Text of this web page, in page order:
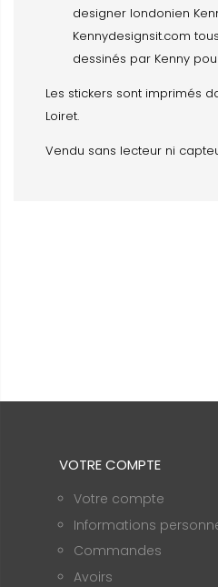
designer londonien
Kennydesignsit.com
dessinés par Kenny
Les stickers sont imprimés
Loiret.
Vendu sans lecteur ni
VOTRE COMPTE
Votre compte
Informations
Commandes
Avoirs